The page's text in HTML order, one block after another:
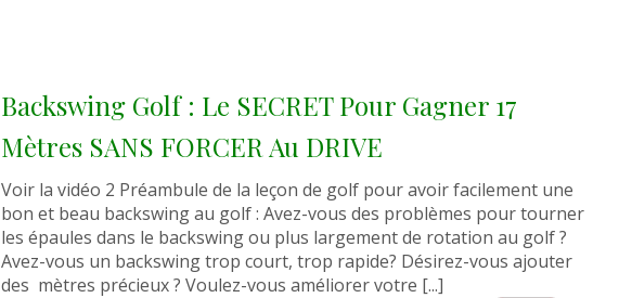
Backswing Golf : Le SECRET Pour Gagner 17
Mètres SANS FORCER Au DRIVE
Voir la vidéo 2 Préambule de la leçon de golf pour avoir facilement une
bon et beau backswing au golf : Avez-vous des problèmes pour tourner
les épaules dans le backswing ou plus largement de rotation au golf ?
Avez-vous un backswing trop court, trop rapide? Désirez-vous ajouter
des mètres précieux ? Voulez-vous améliorer votre [...]